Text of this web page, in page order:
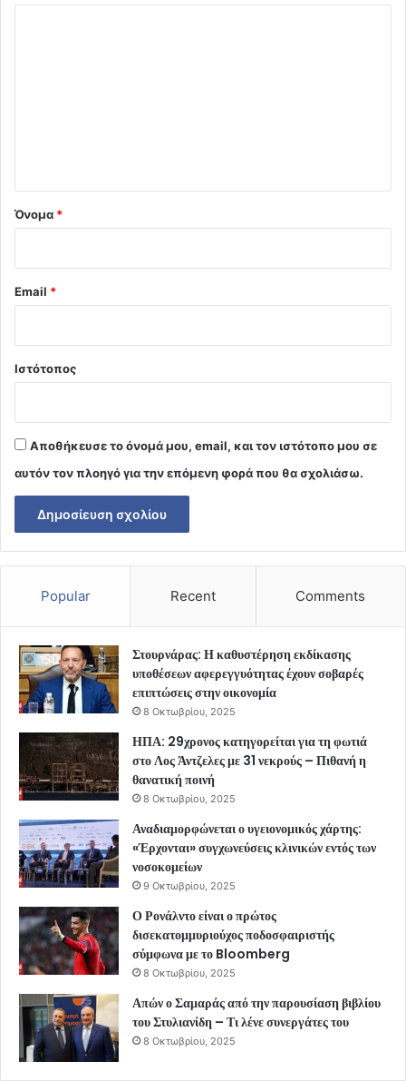
Όνομα *
Email *
Ιστότοπος
Αποθήκευσε το όνομά μου, email, και τον ιστότοπο μου σε
αυτόν τον πλοηγό για την επόμενη φορά που θα σχολιάσω.
Popular Recent Comments
Στουρνάρας: Η καθυστέρηση εκδίκασης
υποθέσεων αφερεγγυότητας έχουν σοβαρές
επιπτώσεις στην οικονομία
8 Οκτωβρίου, 2025
ΗΠΑ: 29χρονος κατηγορείται για τη φωτιά
στο Λος Άντζελες με 31 νεκρούς – Πιθανή η
θανατική ποινή
8 Οκτωβρίου, 2025
Αναδιαμορφώνεται ο υγειονομικός χάρτης:
«Έρχονται» συγχωνεύσεις κλινικών εντός των
νοσοκομείων
9 Οκτωβρίου, 2025
Ο Ρονάλντο είναι ο πρώτος
δισεκατομμυριούχος ποδοσφαιριστής
σύμφωνα με το Bloomberg
8 Οκτωβρίου, 2025
Απών ο Σαμαράς από την παρουσίαση βιβλίου
του Στυλιανίδη – Τι λένε συνεργάτες του
8 Οκτωβρίου, 2025